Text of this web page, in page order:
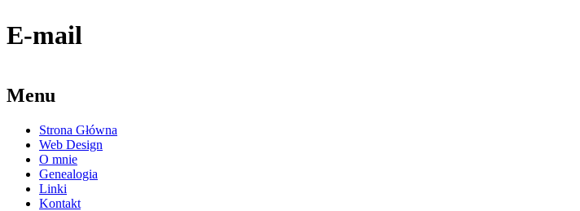
E-mail
Menu
Strona Główna
Web Design
O mnie
Genealogia
Linki
Kontakt